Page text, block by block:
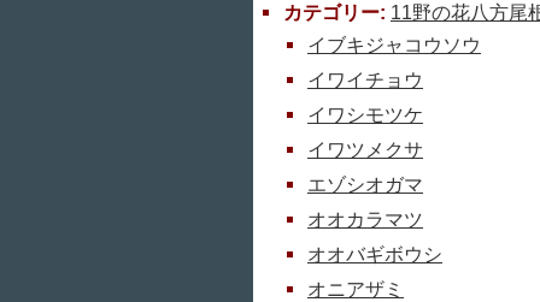
カテゴリー: 11野の花八方尾
イブキジャコウソウ
イワイチョウ
イワシモツケ
イワツメクサ
エゾシオガマ
オオカラマツ
オオバギボウシ
オニアザミ